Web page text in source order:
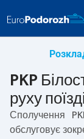
PKP
руху
Сполучення
обслуговує